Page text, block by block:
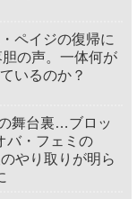
ペイジの復帰に
の声。一体何が
いるのか？
舞台裏…ブロッ
バ・フェミの
やり取りが明ら